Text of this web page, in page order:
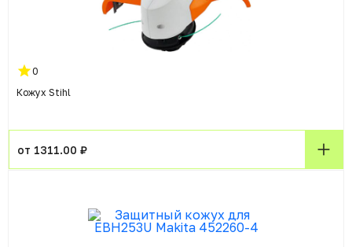
0
Кожух Stihl
от 1311.00 ₽